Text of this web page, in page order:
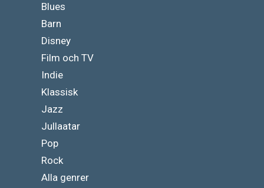
Blues
Barn
Disney
Film och TV
Indie
Klassisk
Jazz
Jullaatar
Pop
Rock
Alla genrer